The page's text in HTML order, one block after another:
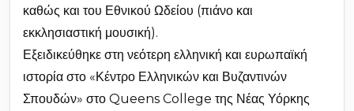
καθώς και του Εθνικού Ωδείου (πιάνο και
εκκλησιαστική μουσική).
Εξειδικεύθηκε στη νεότερη ελληνική και ευρωπαϊκή
ιστορία στο «Κέντρο Ελληνικών και Βυζαντινών
Σπουδών» στο Queens College της Νέας Υόρκης